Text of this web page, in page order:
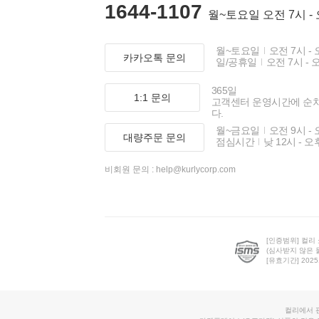
1644-1107 월~토요일 오전 7시 -
카카오톡 문의
월~토요일
오전 7시 -
일/공휴일
오전 7시 -
1:1 문의
365일
고객센터 운영시간에 순
다.
대량주문 문의
월~금요일
오전 9시 -
점심시간
낮 12시 - 오
비회원 문의 : help@kurlycorp.com
[인증범위] 컬리
(심사받지 않은
[유효기간]
컬리에서